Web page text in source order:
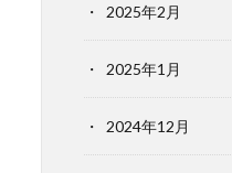
2025年2月
2025年1月
2024年12月